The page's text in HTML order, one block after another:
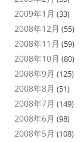
2009年1月 (33)
2008年12月 (55)
2008年11月 (59)
2008年10月 (80)
2008年9月 (125)
2008年8月 (51)
2008年7月 (149)
2008年6月 (98)
2008年5月 (108)